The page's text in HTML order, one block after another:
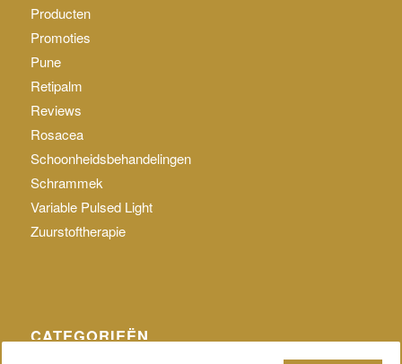
Producten
Promoties
Pune
Retipalm
Reviews
Rosacea
Schoonheidsbehandelingen
Schrammek
Variable Pulsed Light
Zuurstoftherapie
CATEGORIEËN